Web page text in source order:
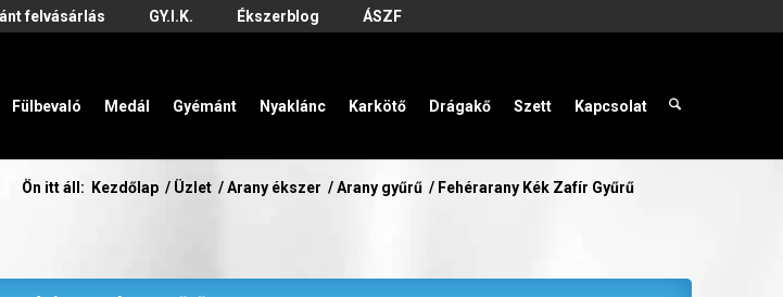
felvásárlás GY.I.K. Ékszerblog ÁSZF
Fülbevaló Medál Gyémánt Nyaklánc Karkötő Drágakő Szett Kapcsolat
Ön itt áll: Kezdőlap / Üzlet / Arany ékszer / Arany gyűrű / Fehérarany Kék Zafír Gyűrű